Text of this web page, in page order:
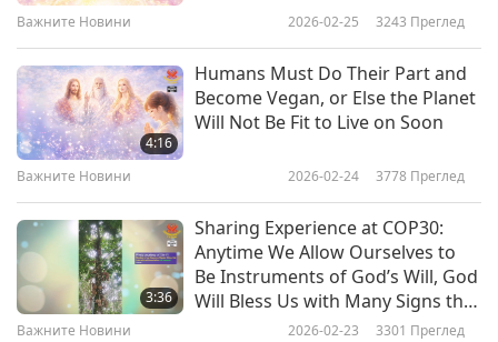
7
Важните Новини 2018-09-07 4694Преглед
8
Важните Новини
Важните Новини 2018-09-08 4861 Преглед
9
Важните Новини
Важните Новини 2026-02-25 3243 Преглед
4:16
Humans Must Do Their Part and
Become Vegan, or Else the Planet
Will Not Be Fit to Live on Soon
Важните Новини 2026-02-24 3778 Преглед
3:36
Sharing Experience at COP30:
Anytime We Allow Ourselves to
Be Instruments of God’s Will, God
Will Bless Us with Many Signs that
We Are Being Divinely Guided and
Важните Новини 2026-02-23 3301 Преглед